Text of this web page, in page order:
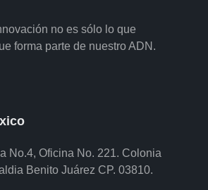
no es sólo lo que
forma parte de nuestro ADN.
No.4, Oficina No. 221. Colonia
Benito Juárez CP. 03810.